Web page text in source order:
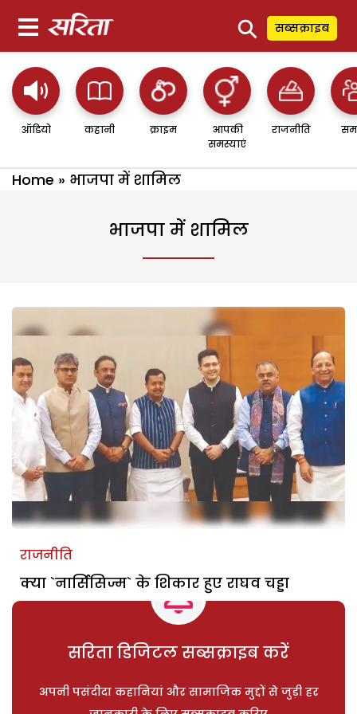
⚲ सब्सक्राइब
ऑडियो कहानी क्राइम
आपकी
समस्याएं
राजनीति
Home » भाजपा में शामिल
भाजपा में शामिल
राजनीति
क्या `नार्सिसिज्म` के शिकार हुए राघव चड्डा
सरिता डिजिटल सब्सक्राइब करें
अपनी पसंदीदा कहानियां और सामाजिक मुद्दों से जुड़ी हर